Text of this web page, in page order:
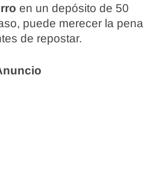
en un depósito de 50
puede merecer la pena
de repostar.